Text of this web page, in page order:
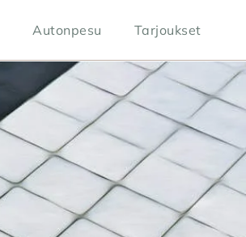
Autonpesu Tarjoukset